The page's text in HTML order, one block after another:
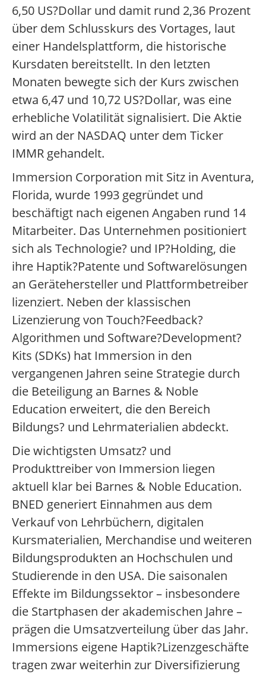
6,50 US?Dollar und damit rund 2,36 Prozent
über dem Schlusskurs des Vortages, laut
einer Handelsplattform, die historische
Kursdaten bereitstellt. In den letzten
Monaten bewegte sich der Kurs zwischen
etwa 6,47 und 10,72 US?Dollar, was eine
erhebliche Volatilität signalisiert. Die Aktie
wird an der NASDAQ unter dem Ticker
IMMR gehandelt.
Immersion Corporation mit Sitz in Aventura,
Florida, wurde 1993 gegründet und
beschäftigt nach eigenen Angaben rund 14
Mitarbeiter. Das Unternehmen positioniert
sich als Technologie? und IP?Holding, die
ihre Haptik?Patente und Softwarelösungen
an Gerätehersteller und Plattformbetreiber
lizenziert. Neben der klassischen
Lizenzierung von Touch?Feedback?
Algorithmen und Software?Development?
Kits (SDKs) hat Immersion in den
vergangenen Jahren seine Strategie durch
die Beteiligung an Barnes & Noble
Education erweitert, die den Bereich
Bildungs? und Lehrmaterialien abdeckt.
Die wichtigsten Umsatz? und
Produkttreiber von Immersion liegen
aktuell klar bei Barnes & Noble Education.
BNED generiert Einnahmen aus dem
Verkauf von Lehrbüchern, digitalen
Kursmaterialien, Merchandise und weiteren
Bildungsprodukten an Hochschulen und
Studierende in den USA. Die saisonalen
Effekte im Bildungssektor – insbesondere
die Startphasen der akademischen Jahre –
prägen die Umsatzverteilung über das Jahr.
Immersions eigene Haptik?Lizenzgeschäfte
tragen zwar weiterhin zur Diversifizierung